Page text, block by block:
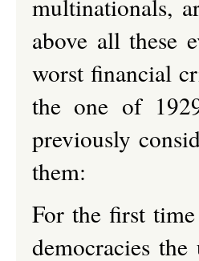
multinationals,
above all these
worst financial
the one of
previously
them:
For the first
democracies